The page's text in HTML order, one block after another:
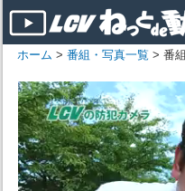
ホーム > 番組・写真一覧 > 番